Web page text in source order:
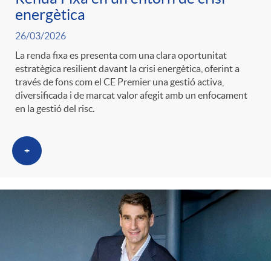
energètica
26/03/2026
La renda fixa es presenta com una clara oportunitat
estratègica resilient davant la crisi energètica, oferint a
través de fons com el CE Premier una gestió activa,
diversificada i de marcat valor afegit amb un enfocament
en la gestió del risc.
+